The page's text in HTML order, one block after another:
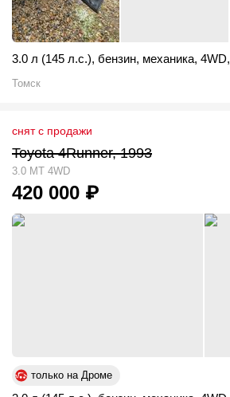
3.0 л (145 л.с.), бензин, механика, 4WD,
Томск
снят с продажи
Toyota 4Runner, 1993
3.0 MT 4WD
420 000 ₽
только на Дроме